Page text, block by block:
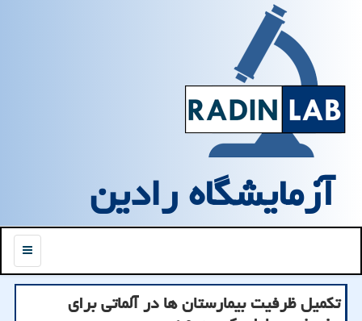
آزمایشگاه رادین
منو
تكمیل ظرفیت بیمارستان ها در آلماتی برای